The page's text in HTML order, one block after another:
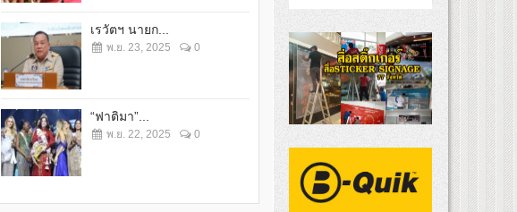
เรวัตฯ นายก...
พ.ย. 23, 2025 0
“ฟาติมา”...
พ.ย. 22, 2025 0